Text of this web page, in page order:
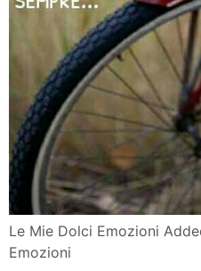
Le Mie Dolci Emozioni
Emozioni